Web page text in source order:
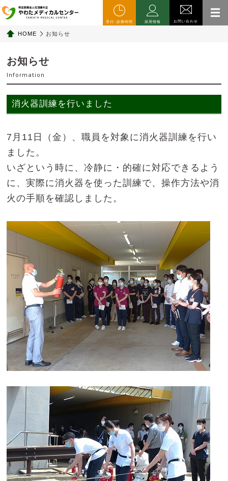
受付･診療時間 採用情報 お問い合わせ
HOME お知らせ
お知らせ
Information
消火器訓練を行いました
7月11日（金）、職員を対象に消火器訓練を行い
ました。
いざという時に、冷静に・的確に対応できるよう
に、実際に消火器を使った訓練で、操作方法や消
火の手順を確認しました。